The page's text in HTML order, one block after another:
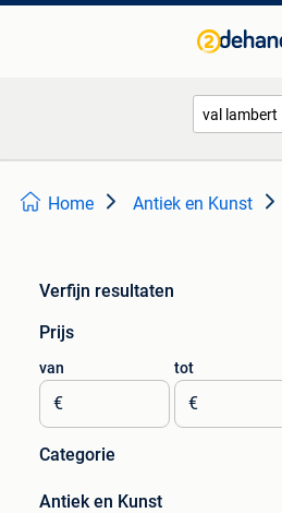
Home Antiek en Kunst
Verfijn resultaten
Prijs
van
€
tot
€
Categorie
Antiek en Kunst